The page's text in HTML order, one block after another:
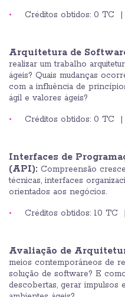
Créditos obtidos: 0
Arquitetura de
realizar um trabalho
ágeis? Quais mudanças
com a influência de
ágil e valores ágeis?
Créditos obtidos: 0
Interfaces de
(API): Compreensão
técnicas, interfaces
orientados aos negócios.
Créditos obtidos: 10
Avaliação de
meios contemporâneos de
solução de software? E
descobertas, gerar impulsos